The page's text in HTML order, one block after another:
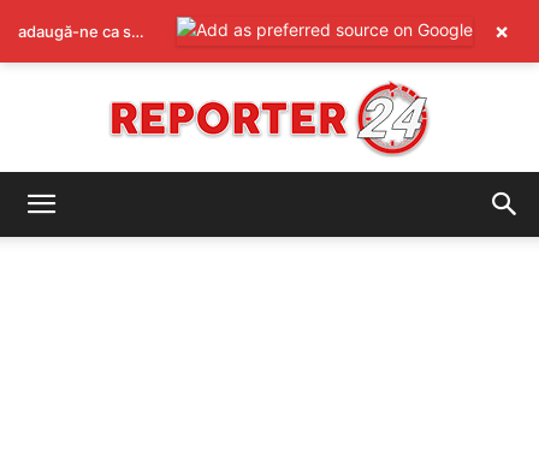
adaugă-ne ca sursă preferată pe Google ×